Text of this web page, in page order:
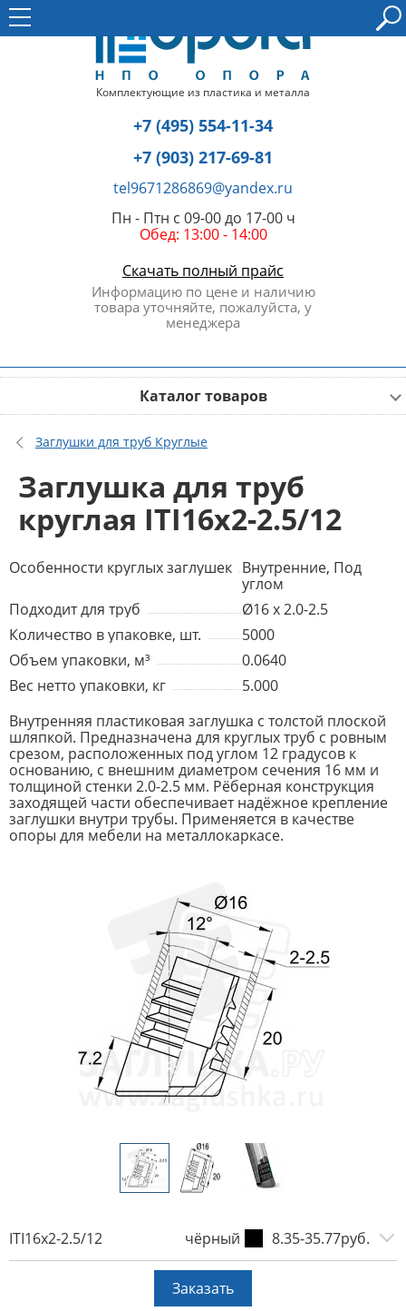
Комплектующие из пластика и металла
+7 (495) 554-11-34
+7 (903) 217-69-81
tel9671286869@yandex.ru
Пн - Птн с 09-00 до 17-00 ч
Обед: 13:00 - 14:00
Скачать полный прайс
Информацию по цене и наличию
товара уточняйте, пожалуйста, у
менеджера
Каталог товаров
Заглушки для труб Круглые
Заглушка для труб
круглая ITI16x2-2.5/12
Особенности круглых заглушек Внутренние, Под
углом
Подходит для труб
Ø16 x 2.0-2.5
Количество в упаковке, шт.
5000
Объем упаковки, м³
0.0640
Вес нетто упаковки, кг
5.000
Внутренняя пластиковая заглушка с толстой плоской
шляпкой. Предназначена для круглых труб с ровным
срезом, расположенных под углом 12 градусов к
основанию, с внешним диаметром сечения 16 мм и
толщиной стенки 2.0-2.5 мм. Рёберная конструкция
заходящей части обеспечивает надёжное крепление
заглушки внутри трубы. Применяется в качестве
опоры для мебели на металлокаркасе.
ITI16x2-2.5/12 чёрный 8.35-35.77руб.
Заказать